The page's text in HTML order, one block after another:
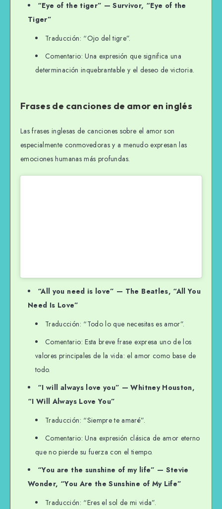
“Eye of the tiger” — Survivor, “Eye of the
Tiger”
Traducción: “Ojo del tigre”.
Comentario: Una expresión que significa una
determinación inquebrantable y el deseo de victoria.
Frases de canciones de amor en inglés
Las frases inglesas de canciones sobre el amor son
especialmente conmovedoras y a menudo expresan las
emociones humanas más profundas.
“All you need is love” — The Beatles, “All You
Need Is Love”
Traducción: “Todo lo que necesitas es amor”.
Comentario: Esta breve frase expresa uno de los
valores principales de la vida: el amor como base de
todo.
“I will always love you” — Whitney Houston,
“I Will Always Love You”
Traducción: “Siempre te amaré”.
Comentario: Una expresión clásica de amor eterno
que no pierde su fuerza con el tiempo.
“You are the sunshine of my life” — Stevie
Wonder, “You Are the Sunshine of My Life”
Traducción: “Eres el sol de mi vida”.